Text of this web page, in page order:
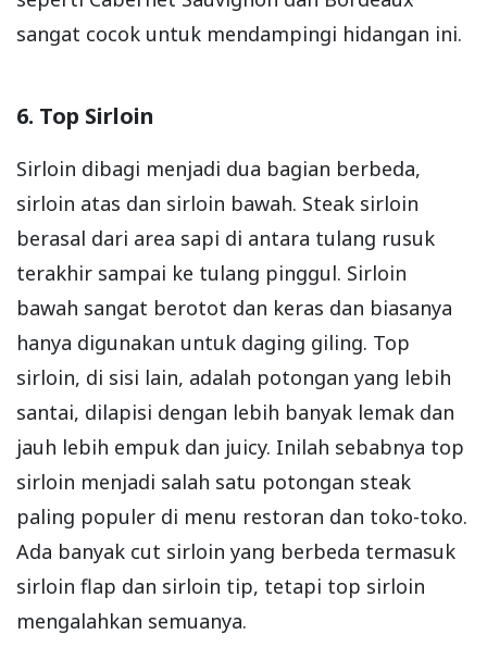
sangat cocok untuk mendampingi hidangan ini.
6. Top Sirloin
Sirloin dibagi menjadi dua bagian berbeda,
sirloin atas dan sirloin bawah. Steak sirloin
berasal dari area sapi di antara tulang rusuk
terakhir sampai ke tulang pinggul. Sirloin
bawah sangat berotot dan keras dan biasanya
hanya digunakan untuk daging giling. Top
sirloin, di sisi lain, adalah potongan yang lebih
santai, dilapisi dengan lebih banyak lemak dan
jauh lebih empuk dan juicy. Inilah sebabnya top
sirloin menjadi salah satu potongan steak
paling populer di menu restoran dan toko-toko.
Ada banyak cut sirloin yang berbeda termasuk
sirloin flap dan sirloin tip, tetapi top sirloin
mengalahkan semuanya.